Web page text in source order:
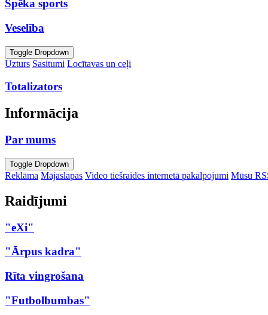
Spēka sports
Veselība
Toggle Dropdown
Uzturs Sasitumi Locītavas un ceļi
Totalizators
Informācija
Par mums
Toggle Dropdown
Reklāma Mājaslapas Video tiešraides internetā pakalpojumi Mūsu
Raidījumi
"eXi"
"Ārpus kadra"
Rīta vingrošana
"Futbolbumbas"